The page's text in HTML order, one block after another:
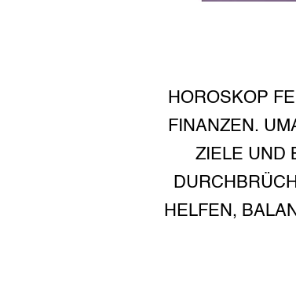
HOROSKOP
FINANZEN.
ZIELE UND
HELFEN,